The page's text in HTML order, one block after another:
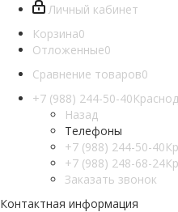
Личный кабинет
Корзина0
Отложенные0
Сравнение товаров0
+7 (988) 244-50-40
Назад
Телефоны
+7 (988) 244-50-40
+7 (988) 248-68-24
Заказать звонок
Контактная информация